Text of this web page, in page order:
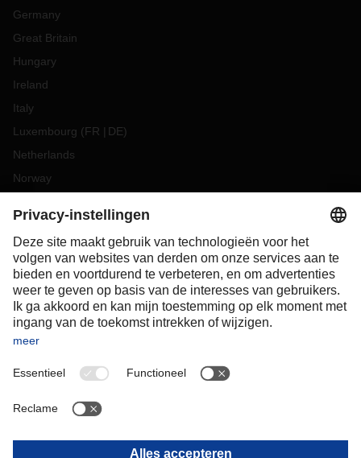
Germany
Great Britain
Hungary
Ireland
Italy
Luxembourg (FR DE)
Netherlands
Norway
Romania
Slovakia
Spain
Sweden
Switzerland
OCEANIA